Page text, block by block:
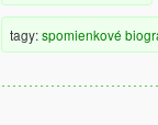
tagy:spomienkové